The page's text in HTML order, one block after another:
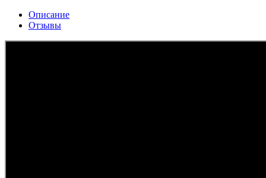
Описание
Отзывы